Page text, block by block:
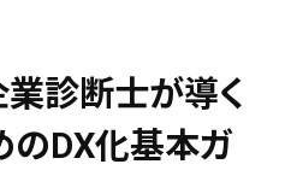
業診断士が導く
のDX化基本ガ